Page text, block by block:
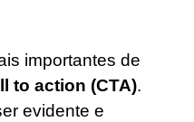
importantes de
to action (CTA).
evidente e